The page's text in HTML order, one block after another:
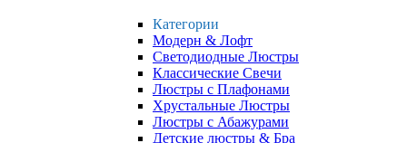
Категории
Модерн & Лофт
Светодиодные Люстры
Классические Свечи
Люстры с Плафонами
Хрустальные Люстры
Люстры с Абажурами
Детские люстры & Бра